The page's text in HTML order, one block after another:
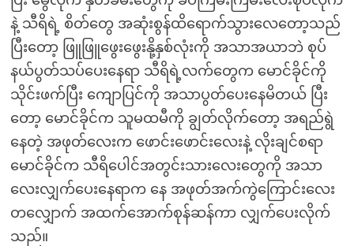
နဲ့ သီရိရဲ့ စိတ်တွေ အဆုံးစွန်ထိရောက်သွားလေတော့သည်
ပြီးတော့ ဖြူဖြူဖွေးဖွေးနို့နှစ်လုံးကို အသာအယာဘဲ စုပ်
နယ်ပွတ်သပ်ပေးနေရာ သီရိရဲ့လက်တွေက မောင်ခိုင်ကို
သိုင်းဖက်ပြီး ကျောပြင်ကို အသာပွတ်ပေးနေမိတယ် ပြီး
တော့ မောင်ခိုင်က သူမထမီကို ချွတ်လိုက်တော့ အရည်ရွဲ
နေတဲ့ အဖုတ်လေးက ဖောင်းဖောင်းလေးနဲ့ လိုးချင်စရာ
မောင်ခိုင်က သီရိပေါင်အတွင်းသားလေးတွေကို အသာ
လေးလျှက်ပေးနေရာက နေ အဖုတ်အက်ကွဲကြောင်းလေး
တလျှောက် အထက်အောက်စုန်ဆန်ကာ လျှက်ပေးလိုက်
သည်။